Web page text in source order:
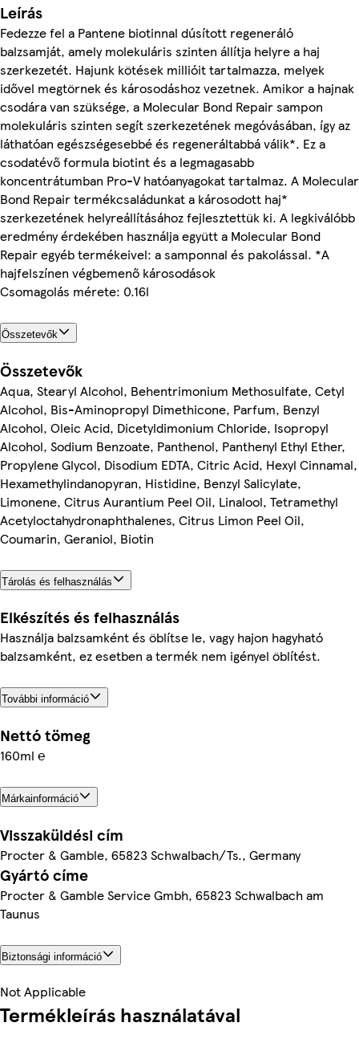
Leírás
Fedezze fel a Pantene biotinnal dúsított regeneráló
balzsamját, amely molekuláris szinten állítja helyre a haj
szerkezetét. Hajunk kötések millióit tartalmazza, melyek
idővel megtörnek és károsodáshoz vezetnek. Amikor a hajnak
csodára van szüksége, a Molecular Bond Repair sampon
molekuláris szinten segít szerkezetének megóvásában, így az
láthatóan egészségesebbé és regeneráltabbá válik*. Ez a
csodatévő formula biotint és a legmagasabb
koncentrátumban Pro-V hatóanyagokat tartalmaz. A Molecular
Bond Repair termékcsaládunkat a károsodott haj*
szerkezetének helyreállításához fejlesztettük ki. A legkiválóbb
eredmény érdekében használja együtt a Molecular Bond
Repair egyéb termékeivel: a samponnal és pakolással. *A
hajfelszínen végbemenő károsodások
Csomagolás mérete: 0.16l
Összetevők
Összetevők
Aqua, Stearyl Alcohol, Behentrimonium Methosulfate, Cetyl
Alcohol, Bis-Aminopropyl Dimethicone, Parfum, Benzyl
Alcohol, Oleic Acid, Dicetyldimonium Chloride, Isopropyl
Alcohol, Sodium Benzoate, Panthenol, Panthenyl Ethyl Ether,
Propylene Glycol, Disodium EDTA, Citric Acid, Hexyl Cinnamal,
Hexamethylindanopyran, Histidine, Benzyl Salicylate,
Limonene, Citrus Aurantium Peel Oil, Linalool, Tetramethyl
Acetyloctahydronaphthalenes, Citrus Limon Peel Oil,
Coumarin, Geraniol, Biotin
Tárolás és felhasználás
Elkészítés és felhasználás
Használja balzsamként és öblítse le, vagy hajon hagyható
balzsamként, ez esetben a termék nem igényel öblítést.
További információ
Nettó tömeg
160ml ℮
Márkainformáció
Visszaküldési cím
Procter & Gamble, 65823 Schwalbach/Ts., Germany
Gyártó címe
Procter & Gamble Service Gmbh, 65823 Schwalbach am
Taunus
Biztonsági információ
Not Applicable
Termékleírás használatával